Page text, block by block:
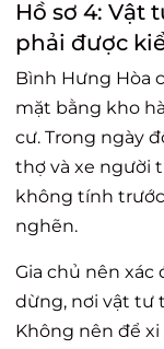
Hồ sơ 4: Vật
phải được
Bình Hưng Hòa
mặt bằng kho
cư. Trong ngày
thợ và xe người
không tính
nghẽn.
Gia chủ nên xác
dừng, nơi vật tư
Không nên để xi